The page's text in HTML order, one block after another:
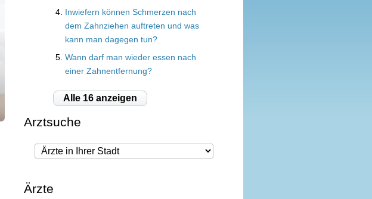
Inwiefern können Schmerzen nach
dem Zahnziehen auftreten und was
kann man dagegen tun?
Wann darf man wieder essen nach
einer Zahnentfernung?
Alle 16 anzeigen
Arztsuche
Ärzte